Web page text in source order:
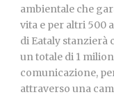
ambientale che
vita e per altri 500
di Eataly stanzierà
un totale di 1
comunicazione,
attraverso una